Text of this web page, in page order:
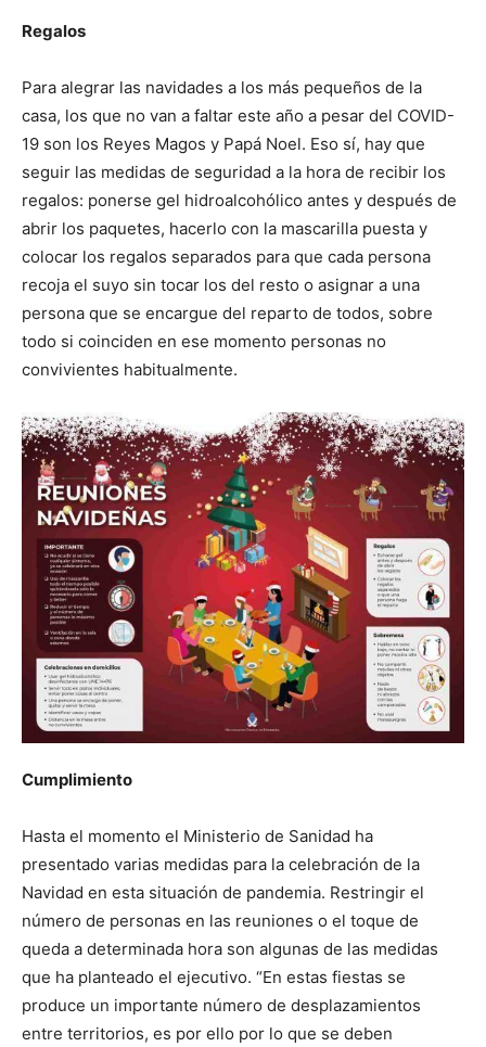
Regalos
Para alegrar las navidades a los más pequeños de la
casa, los que no van a faltar este año a pesar del COVID-
19 son los Reyes Magos y Papá Noel. Eso sí, hay que
seguir las medidas de seguridad a la hora de recibir los
regalos: ponerse gel hidroalcohólico antes y después de
abrir los paquetes, hacerlo con la mascarilla puesta y
colocar los regalos separados para que cada persona
recoja el suyo sin tocar los del resto o asignar a una
persona que se encargue del reparto de todos, sobre
todo si coinciden en ese momento personas no
convivientes habitualmente.
Cumplimiento
Hasta el momento el Ministerio de Sanidad ha
presentado varias medidas para la celebración de la
Navidad en esta situación de pandemia. Restringir el
número de personas en las reuniones o el toque de
queda a determinada hora son algunas de las medidas
que ha planteado el ejecutivo. “En estas fiestas se
produce un importante número de desplazamientos
entre territorios, es por ello por lo que se deben